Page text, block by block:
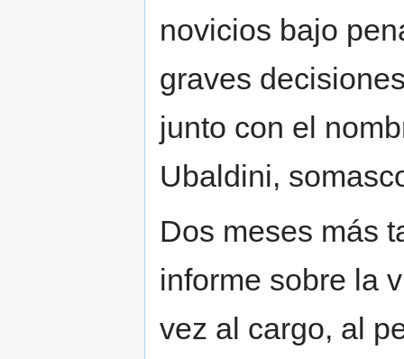
novicios bajo
graves
junto con el
Ubaldini,
Dos meses más
informe sobre la
vez al cargo, al